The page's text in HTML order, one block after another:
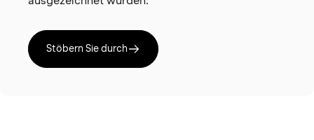
Stöbern Sie durch